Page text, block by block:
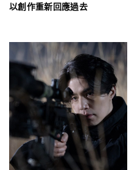
以創作重新回應過去